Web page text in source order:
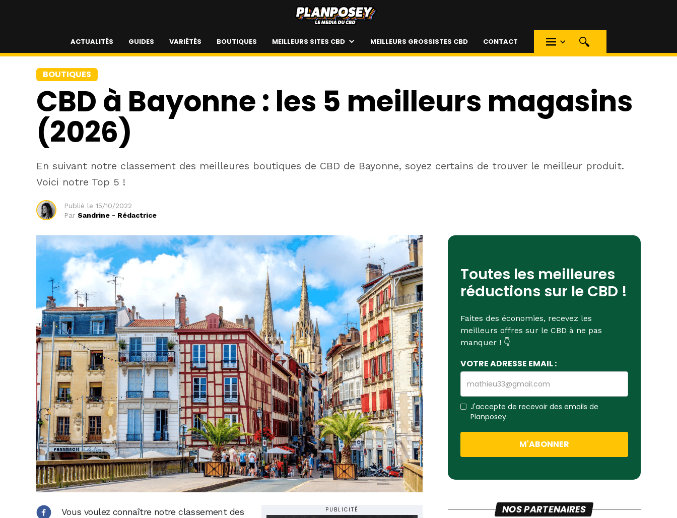
ACTUALITÉS GUIDES VARIÉTÉS BOUTIQUES MEILLEURS SITES CBD MEILLEURS GROSSISTES CBD CONTACT
BOUTIQUES
CBD à Bayonne : les 5 meilleurs magasins
(2026)
En suivant notre classement des meilleures boutiques de CBD de Bayonne, soyez certains de trouver le meilleur produit.
Voici notre Top 5 !
Publié le 15/10/2022
Par Sandrine - Rédactrice
PUBLICITÉ
Vous voulez connaître notre classement des
Toutes les meilleures
réductions sur le CBD !
Faites des économies, recevez les
meilleurs offres sur le CBD à ne pas
manquer ! 👇
VOTRE ADRESSE EMAIL :
J'accepte de recevoir des emails de
Planposey.
NOS PARTENAIRES